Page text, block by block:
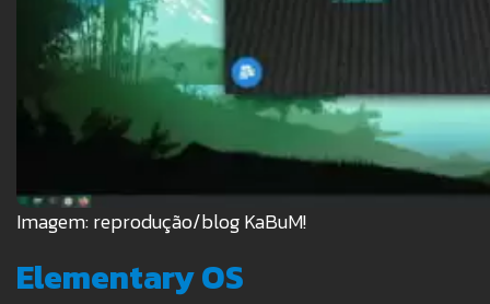
Imagem: reprodução/blog KaBuM!
Elementary OS